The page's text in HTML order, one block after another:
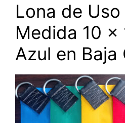
Lona de Uso
Medida 10 x
Azul en Baja